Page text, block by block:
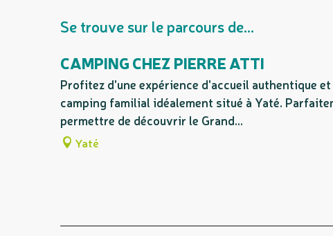
Se trouve sur le parcours de...
CAMPING CHEZ PIERRE ATTI
Profitez d'une expérience d'accueil authentique et
camping familial idéalement situé à Yaté.
permettre de découvrir le Grand...
Yaté